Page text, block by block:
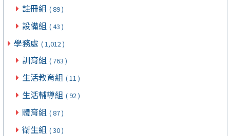
註冊組 ( 89 )
設備組 ( 43 )
學務處 ( 1,012 )
訓育組 ( 763 )
生活教育組 ( 11 )
生活輔導組 ( 92 )
體育組 ( 87 )
衛生組 ( 30 )